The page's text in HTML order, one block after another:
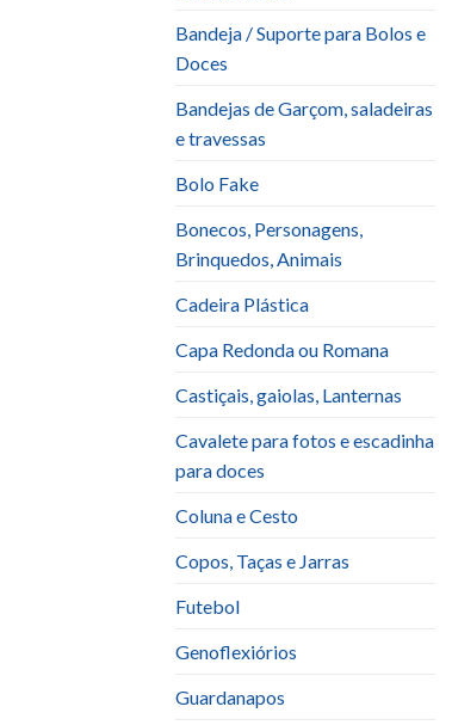
Bandeja / Suporte para Bolos e
Doces
Bandejas de Garçom, saladeiras
e travessas
Bolo Fake
Bonecos, Personagens,
Brinquedos, Animais
Cadeira Plástica
Capa Redonda ou Romana
Castiçais, gaiolas, Lanternas
Cavalete para fotos e escadinha
para doces
Coluna e Cesto
Copos, Taças e Jarras
Futebol
Genoflexiórios
Guardanapos